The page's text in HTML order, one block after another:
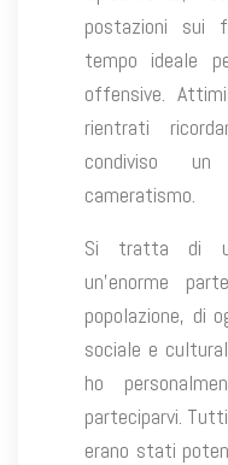
postazioni sui
tempo ideale
offensive.
rientrati
condiviso
cameratismo.
Si tratta di
un’enorme
popolazione, di
sociale e
ho
parteciparvi.
erano stati